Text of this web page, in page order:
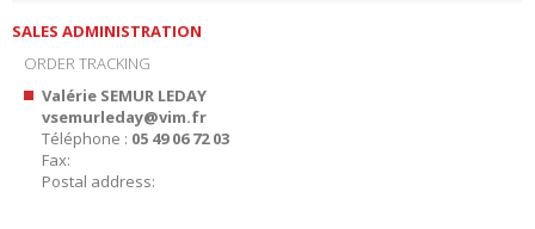
SALES ADMINISTRATION
ORDER TRACKING
Valérie SEMUR LEDAY
vsemurleday@vim.fr
Téléphone : 05 49 06 72 03
Fax:
Postal address: